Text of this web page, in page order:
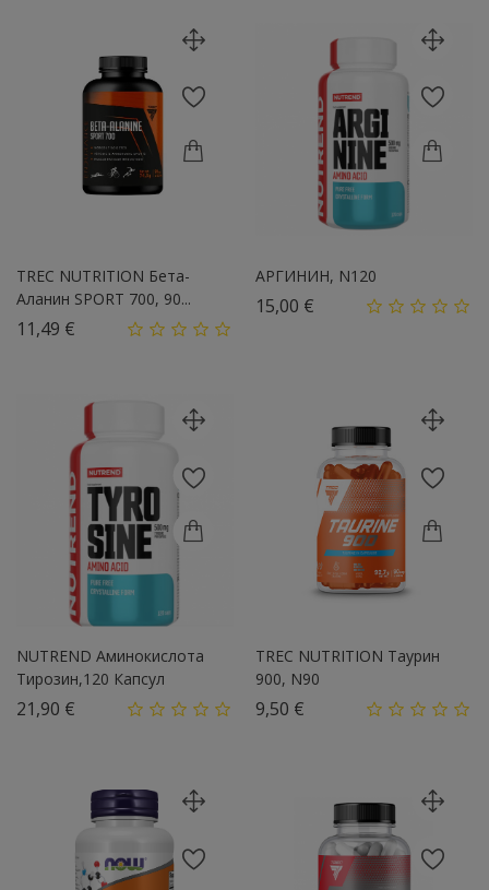
TREC NUTRITION Бета-
Аланин SPORT 700, 90...
11,49 €
АРГИНИН, N120
15,00 €
NUTREND Аминокислота
Тирозин,120 Капсул
21,90 €
TREC NUTRITION Таурин
900, N90
9,50 €